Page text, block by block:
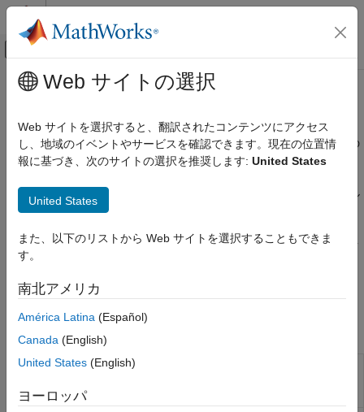
コンテンツへスキップ
オフキャンバス ナビゲーション メ
ドキュメンテーションのホーム
FPGA、ASIC、および SoC 開発
HDL Coder
コード生成
ガイド付きコード生成
コーディング標準
メインコンテンツ
プログラムのワークフロー
コード生成、構成、およびエンドツーエンドのワークフロー用の
HDL ワークフロー スクリプトの使用のためのコマンド ライン関
コマンド ラインで、関数
モデル
向けの HDL コードを生成できます。生成されたコードをターゲ
バイザーを使用できます。ワークフロー設定をスクリプトにエク
スポートして、ワークフローをコマンド ラインで実行できます。
詳細については、
行を参照してください。
クラス
hdlcoder.WorkflowConfig
Web サイトの選択
Web サイトを選択すると、翻訳されたコンテンツにアクセス
し、地域のイベントやサービスを確認できます。現在の位置情
報に基づき、次のサイトの選択を推奨します: United States
United States
また、以下のリストから Web サイトを選択することもできま
す。
南北アメリカ
América Latina (Español)
Canada (English)
United States (English)
ヨーロッパ